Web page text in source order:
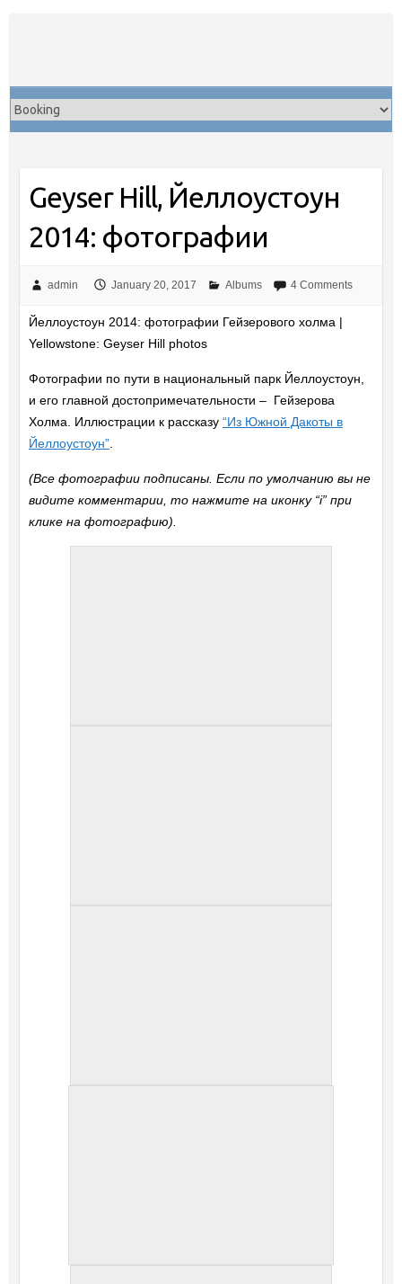
Geyser Hill, Йеллоустоун
2014: фотографии
admin January 20, 2017 Albums 4 Comments
Йеллоустоун 2014: фотографии Гейзерового холма |
Yellowstone: Geyser Hill photos
Фотографии по пути в национальный парк Йеллоустоун,
и его главной достопримечательности – Гейзерова
Холма. Иллюстрации к рассказу “Из Южной Дакоты в
Йеллоустоун”.
(Все фотографии подписаны. Если по умолчанию вы не
видите комментарии, то нажмите на иконку “i” при
клике на фотографию).